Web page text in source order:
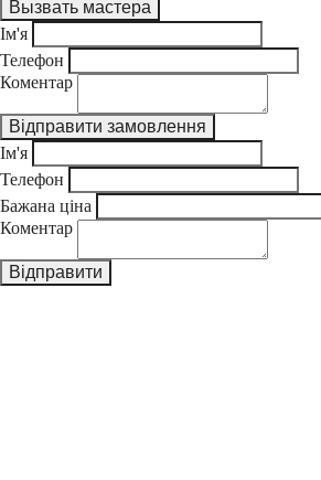
Ім'я
Телефон
Коментар
Ім'я
Телефон
Бажана ціна
Коментар